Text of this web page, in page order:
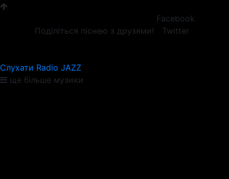
Поділіться піснею з друзями!
Facebook
Twitter
Слухати Radio JAZZ
ще більше музики